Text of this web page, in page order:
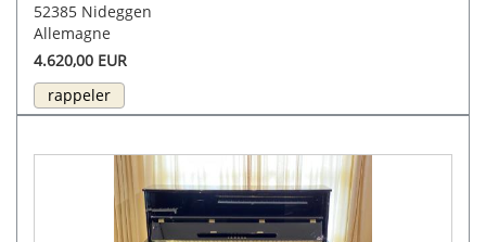
52385 Nideggen
Allemagne
4.620,00 EUR
rappeler